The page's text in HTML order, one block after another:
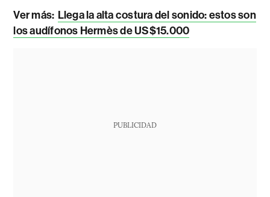
Ver más: Llega la alta costura del sonido: estos son
los audífonos Hermès de US$15.000
PUBLICIDAD